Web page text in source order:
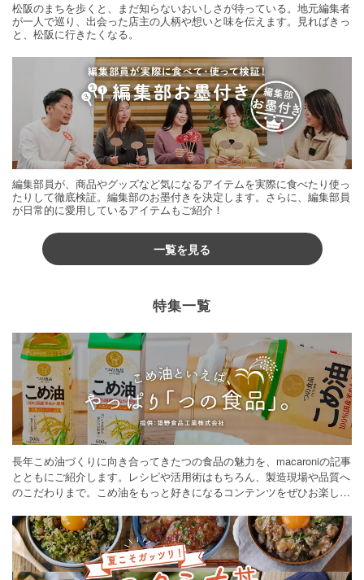
松阪のまちを歩くと、まだ知らないおいしさが待っている。地元編集者
が一人で巡り、出会った店主の人柄や想いと味を伝えます。見ればきっ
と、松阪に行きたくなる。
編集部員が、商品やグッズなど気になるアイテムを実際に食べたり使っ
たりして徹底検証。編集部のお墨付きを決定します。さらに、編集部員
が日常的に愛用しているアイテムもご紹介！
一覧を見る
特集一覧
長年こめ油づくりに向き合ってきたつの食品の魅力を、macaroniの記事
とともにご紹介します。レシピや活用術はもちろん、製造現場や品質へ
のこだわりまで。こめ油をもっと好きになるコンテンツをぜひお楽しみ